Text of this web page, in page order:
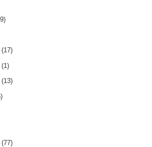
(17)
(1)
(13)
(77)